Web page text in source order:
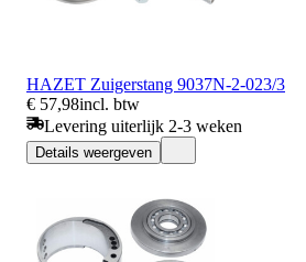
HAZET Zuigerstang 9037N-2-023/3
€ 57,98incl. btw
Levering uiterlijk 2-3 weken
Details weergeven